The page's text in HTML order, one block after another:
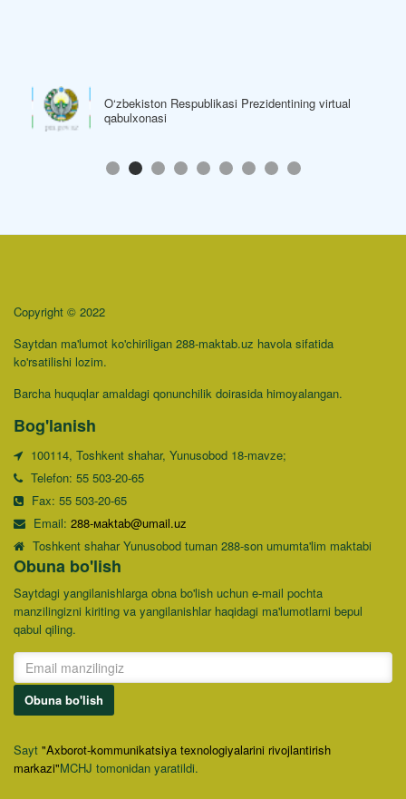
O‘zbekiston Respublikasi Prezidentining virtual
qabulxonasi
Copyright © 2022
Saytdan ma'lumot ko'chiriligan 288-maktab.uz havola sifatida
ko'rsatilishi lozim.
Barcha huquqlar amaldagi qonunchilik doirasida himoyalangan.
Bog'lanish
100114, Toshkent shahar, Yunusobod 18-mavze;
Telefon: 55 503-20-65
Fax: 55 503-20-65
Email:288-маktab@umail.uz
Toshkent shahar Yunusobod tuman 288-son umumta'lim maktabi
Obuna bo'lish
Saytdagi yangilanishlarga obna bo'lish uchun e-mail pochta
manzilingizni kiriting va yangilanishlar haqidagi ma'lumotlarni bepul
qabul qiling.
Obuna bo'lish
Sayt "Axborot-kommunikatsiya texnologiyalarini rivojlantirish
markazi"MCHJ tomonidan yaratildi.